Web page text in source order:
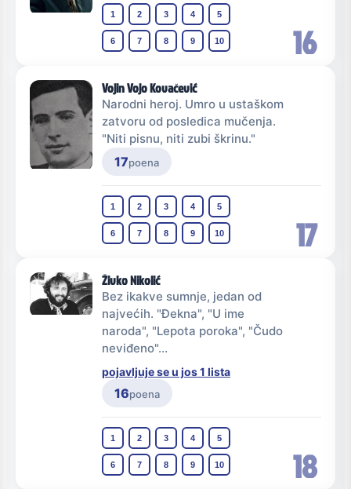
16
1 2 3 4 5
6 7 8 9 10
17
Vojin Vojo Kovačević
Narodni heroj. Umro u ustaškom
zatvoru od posledica mučenja.
"Niti pisnu, niti zubi škrinu."
17poena
1 2 3 4 5
6 7 8 9 10
18
Živko Nikolić
Bez ikakve sumnje, jedan od
najvećih. "Đekna", "U ime
naroda", "Lepota poroka", "Čudo
neviđeno"...
pojavljuje se u jos 1 lista
16poena
1 2 3 4 5
6 7 8 9 10